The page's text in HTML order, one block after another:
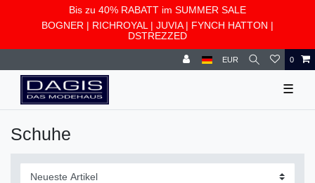
Bis zu 40% RABATT im SUMMER SALE
BOGNER | RICHROYAL | JUVIA| FYNCH HATTON |
DSTREZZED
EUR 0
☰
Schuhe